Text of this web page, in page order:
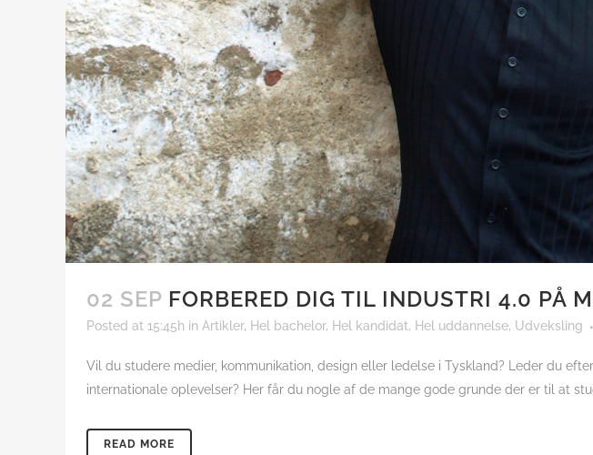
02 SEP FORBERED DIG TIL INDUSTRI 4.0 PÅ
Posted at 15:45h in Artikler, Hel bachelor, Hel kandidat, Hel uddannelse, Udveksling
Vil du studere medier, kommunikation, design eller ledelse i Tyskland? Leder du
internationale oplevelser? Her får du nogle af de mange gode grunde der er til at
READ MORE